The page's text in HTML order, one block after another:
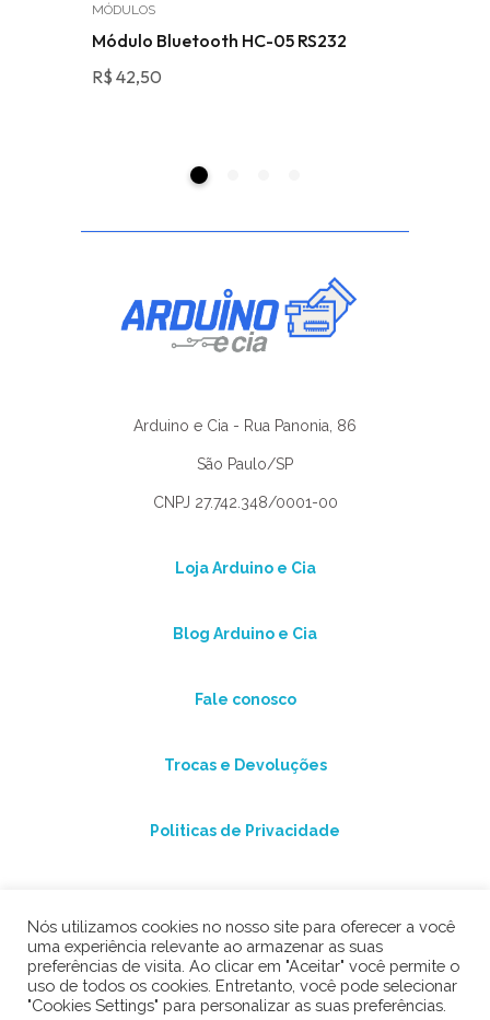
MÓDULOS
Módulo Bluetooth HC-05 RS232
R$ 42,50
Arduino e Cia - Rua Panonia, 86
São Paulo/SP
CNPJ 27.742.348/0001-00
Loja Arduino e Cia
Blog Arduino e Cia
Fale conosco
Trocas e Devoluções
Politicas de Privacidade
Nós utilizamos cookies no nosso site para oferecer a você
uma experiência relevante ao armazenar as suas
preferências de visita. Ao clicar em "Aceitar" você permite o
uso de todos os cookies. Entretanto, você pode selecionar
"Cookies Settings" para personalizar as suas preferências.